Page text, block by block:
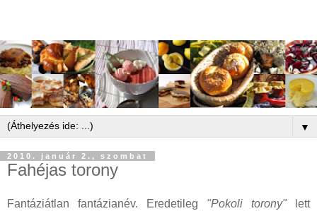
▼
2010. január 2., szombat
Fahéjas torony
Fantáziátlan fantázianév. Eredetileg "Pokoli torony" lett